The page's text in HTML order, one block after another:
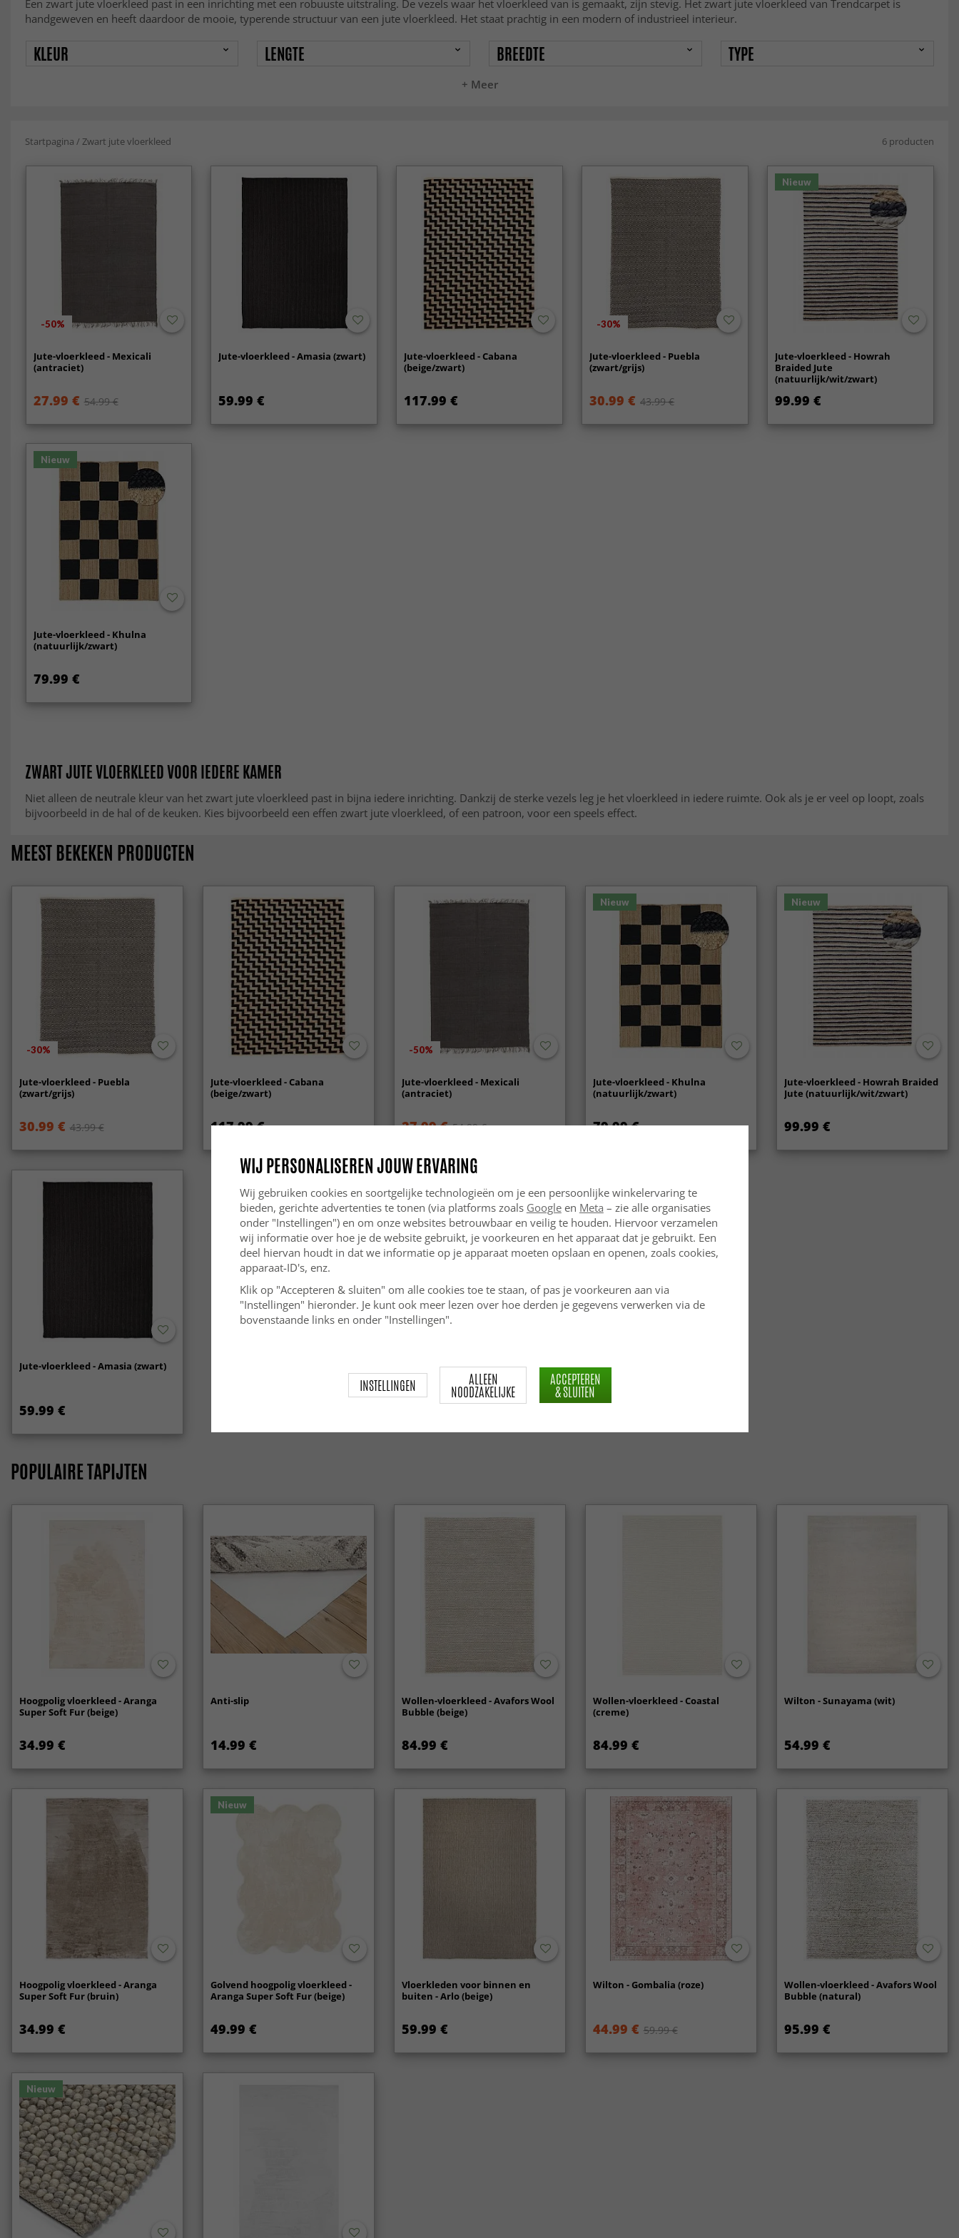
Een zwart jute vloerkleed past in een inrichting met een robuuste uitstraling. De vezels waar het vloerkleed van is gemaakt, zijn stevig. Het zwart jute vloerkleed van Trendcarpet is
handgeweven en heeft daardoor de mooie, typerende structuur van een jute vloerkleed. Het staat prachtig in een modern of industrieel interieur.
+ Meer
KLEUR LENGTE BREEDTE TYPE
Startpagina /Zwart jute vloerkleed 6 producten
-50%
Jute-vloerkleed - Mexicali
(antraciet)
27.99 € 54.99 €
Jute-vloerkleed - Amasia (zwart)
59.99 €
Jute-vloerkleed - Cabana
(beige/zwart)
117.99 €
-30%
Jute-vloerkleed - Puebla
(zwart/grijs)
30.99 € 43.99 €
Nieuw
Jute-vloerkleed - Howrah
Braided Jute
(natuurlijk/wit/zwart)
99.99 €
Nieuw
Jute-vloerkleed - Khulna
(natuurlijk/zwart)
79.99 €
ZWART JUTE VLOERKLEED VOOR IEDERE KAMER
Niet alleen de neutrale kleur van het zwart jute vloerkleed past in bijna iedere inrichting. Dankzij de sterke vezels leg je het vloerkleed in iedere ruimte. Ook als je er veel op loopt, zoals
bijvoorbeeld in de hal of de keuken. Kies bijvoorbeeld een effen zwart jute vloerkleed, of een patroon, voor een speels effect.
MEEST BEKEKEN PRODUCTEN
-30%
Jute-vloerkleed - Puebla
(zwart/grijs)
30.99 € 43.99 €
Jute-vloerkleed - Cabana
(beige/zwart)
117.99 €
-50%
Jute-vloerkleed - Mexicali
(antraciet)
27.99 € 54.99 €
Nieuw
Jute-vloerkleed - Khulna
(natuurlijk/zwart)
79.99 €
Nieuw
Jute-vloerkleed - Howrah Braided
Jute (natuurlijk/wit/zwart)
99.99 €
Jute-vloerkleed - Amasia (zwart)
59.99 €
POPULAIRE TAPIJTEN
Hoogpolig vloerkleed - Aranga
Super Soft Fur (beige)
34.99 €
Anti-slip
14.99 €
Wollen-vloerkleed - Avafors Wool
Bubble (beige)
84.99 €
Wollen-vloerkleed - Coastal
(creme)
84.99 €
Wilton - Sunayama (wit)
54.99 €
Hoogpolig vloerkleed - Aranga
Super Soft Fur (bruin)
34.99 €
Nieuw
Golvend hoogpolig vloerkleed -
Aranga Super Soft Fur (beige)
49.99 €
Vloerkleden voor binnen en
buiten - Arlo (beige)
59.99 €
Wilton - Gombalia (roze)
44.99 € 59.99 €
Wollen-vloerkleed - Avafors Wool
Bubble (natural)
95.99 €
Nieuw
WIJ PERSONALISEREN JOUW ERVARING
Wij gebruiken cookies en soortgelijke technologieën om je een persoonlijke winkelervaring te
bieden, gerichte advertenties te tonen (via platforms zoals Googleen Meta – zie alle organisaties
onder "Instellingen") en om onze websites betrouwbaar en veilig te houden. Hiervoor verzamelen
wij informatie over hoe je de website gebruikt, je voorkeuren en het apparaat dat je gebruikt. Een
deel hiervan houdt in dat we informatie op je apparaat moeten opslaan en openen, zoals cookies,
apparaat-ID's, enz.
Klik op "Accepteren & sluiten" om alle cookies toe te staan, of pas je voorkeuren aan via
"Instellingen" hieronder. Je kunt ook meer lezen over hoe derden je gegevens verwerken via de
bovenstaande links en onder "Instellingen".
INSTELLINGEN ALLEEN
NOODZAKELIJKE
ACCEPTEREN
& SLUITEN